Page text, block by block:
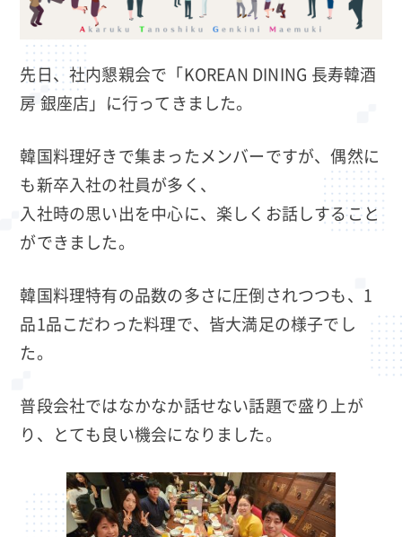
先日、社内懇親会で「KOREAN DINING 長寿韓酒
房 銀座店」に行ってきました。
韓国料理好きで集まったメンバーですが、偶然に
も新卒入社の社員が多く、
入社時の思い出を中心に、楽しくお話しすること
ができました。
韓国料理特有の品数の多さに圧倒されつつも、1
品1品こだわった料理で、皆大満足の様子でし
た。
普段会社ではなかなか話せない話題で盛り上が
り、とても良い機会になりました。